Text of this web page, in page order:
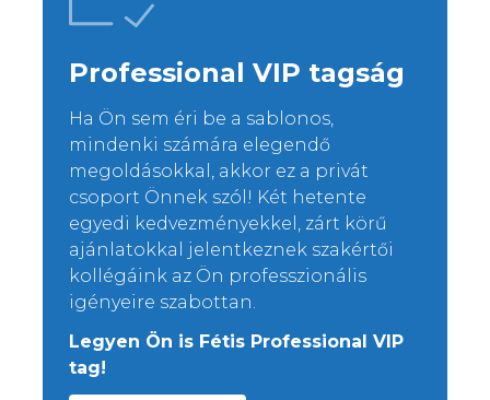
Professional VIP tagság
Ha Ön sem éri be a sablonos,
mindenki számára elegendő
megoldásokkal, akkor ez a privát
csoport Önnek szól! Két hetente
egyedi kedvezményekkel, zárt körű
ajánlatokkal jelentkeznek szakértői
kollégáink az Ön professzionális
igényeire szabottan.
Legyen Ön is Fétis Professional VIP
tag!